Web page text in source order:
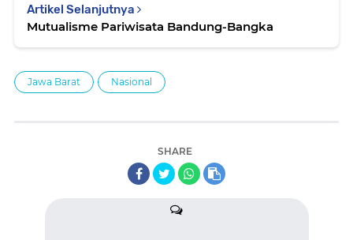
Artikel Selanjutnya
Mutualisme Pariwisata Bandung-Bangka
Jawa Barat Nasional
SHARE